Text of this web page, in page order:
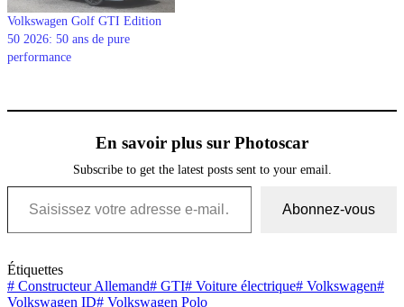
Volkswagen Golf GTI Edition
50 2026: 50 ans de pure
performance
En savoir plus sur Photoscar
Subscribe to get the latest posts sent to your email.
Saisissez votre adresse e-mail…
Abonnez-vous
Étiquettes
# Constructeur Allemand# GTI# Voiture électrique# Volkswagen#
Volkswagen ID# Volkswagen Polo